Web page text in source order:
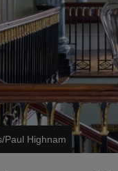
Paul Highnam